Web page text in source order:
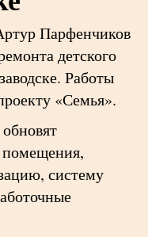
Парфенчиков
детского
Работы
«Семья».
систему